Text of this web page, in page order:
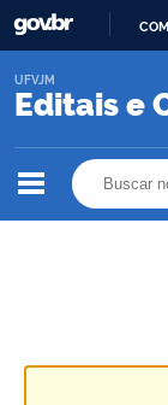
Editais e
UFVJM